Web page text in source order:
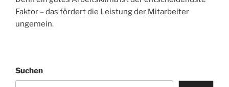
Faktor – das fördert die Leistung der Mitarbeiter
ungemein.
Suchen